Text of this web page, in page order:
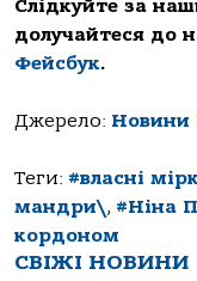
Слідкуйте за
долучайтеся до
Фейсбук.
Джерело: Новини
Теги: #власні
мандри\, #Ніна
кордоном
СВІЖІ НОВИНИ